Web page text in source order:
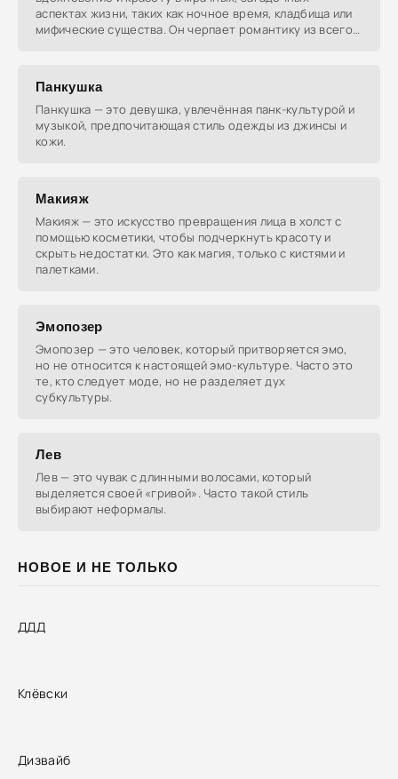
НОВОЕ И НЕ ТОЛЬКО
ДДД
Клёвски
Дизвайб
аспектах жизни, таких как ночное время, кладбища или
мифические существа. Он черпает романтику из всего,
Панкушка
Панкушка — это девушка, увлечённая панк-культурой и
музыкой, предпочитающая стиль одежды из джинсы и
кожи.
Макияж
Макияж — это искусство превращения лица в холст с
помощью косметики, чтобы подчеркнуть красоту и
скрыть недостатки. Это как магия, только с кистями и
палетками.
Эмопозер
Эмопозер — это человек, который притворяется эмо,
но не относится к настоящей эмо-культуре. Часто это
те, кто следует моде, но не разделяет дух
субкультуры.
Лев
Лев — это чувак с длинными волосами, который
выделяется своей «гривой». Часто такой стиль
выбирают неформалы.